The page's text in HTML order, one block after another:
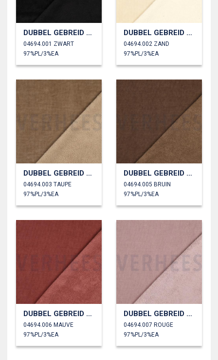
DUBBEL GEBREID VELOURS SHERPA
04694.001 ZWART
97%PL/3%EA
DUBBEL GEBREID VELOURS SHERPA
04694.002 ZAND
97%PL/3%EA
DUBBEL GEBREID VELOURS SHERPA
04694.003 TAUPE
97%PL/3%EA
DUBBEL GEBREID VELOURS SHERPA
04694.005 BRUIN
97%PL/3%EA
DUBBEL GEBREID VELOURS SHERPA
04694.006 MAUVE
97%PL/3%EA
DUBBEL GEBREID VELOURS SHERPA
04694.007 ROUGE
97%PL/3%EA